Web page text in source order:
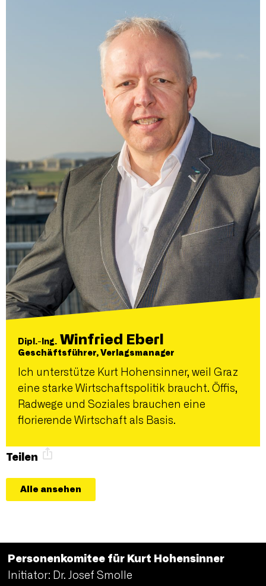
Dipl.-Ing. Winfried Eberl
Geschäftsführer, Verlagsmanager
Ich unterstütze Kurt Hohensinner, weil Graz
eine starke Wirtschaftspolitik braucht. Öffis,
Radwege und Soziales brauchen eine
florierende Wirtschaft als Basis.
Teilen
Alle ansehen
Personenkomitee für Kurt Hohensinner
Initiator: Dr. Josef Smolle